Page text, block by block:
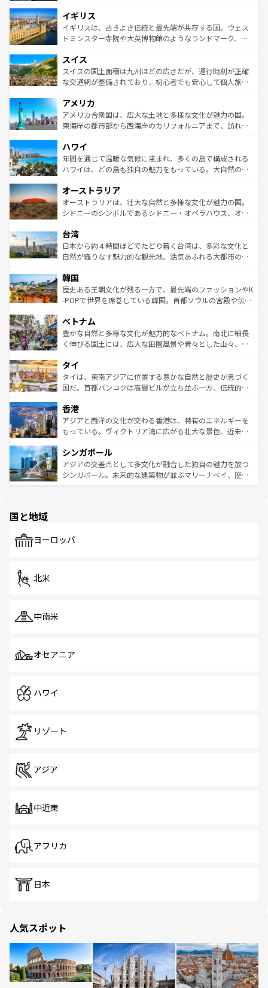
いる。シャンパンの発祥地であるランス、プロヴァンスの
香り高いラベンダー畑など、多彩な楽しみ方が可能だ。さ
らに、パリ以外の地域にも魅力が溢れており、どの街角に
れる地方に足を運ぶとそれぞれで全く異なる文化を体験で
きるだろう。 なお、新着のフランス情報はコンテンツ一覧
を参照してほしい。
顔を持つこの国は、どこを歩いても飽きることがない。ベ
ルリンの文化的活気、バイエルン州のアルプスの絶景、そ
してライン川沿いのワイン畑といった風景は必見。ビール
は、お酒好きな人にはぜひ体験してほしい。 なお、新着の
ドイツ情報はコンテンツ一覧を参照してほしい。
イギリス
イギリスは、古きよき伝統と最先端が共存する国。ウェス
トミンスター寺院や大英博物館のようなランドマーク、歴
リアごとに異なる魅力がある。また、優雅なアフタヌーン
ティー、ビール好きにはたまらない英国パブ、サッカー観
戦など、本場だからこそできる体験も豊富。イギリスを旅
ンツ一覧を参照してほしい。
スイス
スイスの国土面積は九州ほどの広さだが、運行時刻が正確
な交通網が整備されており、初心者でも安心して個人旅行
の建物がそのまま残る町や、スイスならではのユニークな
博物館もあり、アルプス観光だけでなく町歩きも満喫する
ことができる。国民の所得が高いため物価も高いが、旅行
ば市内交通費無料で観光を楽しむこともできる。 なお、新
着のスイス情報はコンテンツ一覧 を参照してほしい。
アメリカ
アメリカ合衆国は、広大な土地と多様な文化が魅力の国。
東海岸の都市部から西海岸のカリフォルニアまで、訪れる
のような巨大都市は、観光、ショッピング、エンターテイ
ンメントが詰まった刺激的なスポットだ。一方、アメリカ
西部には大自然が広がり、グランドキャニオンやイエロー
部のニューオーリンズでは、音楽と美食が融合した独特の
文化が魅力。旅行者はアメリカの各地域で異なる魅力を楽
しみながら、その多様性と豊かな歴史を感じることができ
ならではの贅沢な旅のスタイルだ。 なお、新着のアメリカ
情報はコンテンツ一覧を参照してほしい。
ハワイ
年間を通じて温暖な気候に恵まれ、多くの島で構成される
ハワイは、どの島も独自の魅力をもっている。大自然の神
ワイ島は見逃せない。また、定番の観光地といえばオアフ
島だが、静かな自然を求めるならマウイ島やカウアイ島が
おすすめ。エメラルドグリーンに輝く海をはじめ、豊かな
れるおもてなしの心で訪れる人々を迎えてくれるハワイの
人々、おいしいローカルフードやハワイアンミュージッ
ク、伝統的なフラダンスなど、すべてがハワイの魅力を彩
ワイを、存分に味わってほしい。 なお、新着のハワイ情報
はコンテンツ一覧を参照してほしい。
オーストラリア
オーストラリアは、壮大な自然と多様な文化が魅力の国。
シドニーのシンボルであるシドニー・オペラハウス、オー
リアリーフや大陸中央部にそびえるウルル（エアーズロッ
ク）、タスマニアの美しい原生林やケアンズの熱帯雨林な
ど、見どころがたくさん。また、カフェやワイン、オージ
いる。アクティビティも充実しており、サーフィンやダイ
ビング、ハイキングなど、アウトドア好きにはたまらな
い。オーストラリアの多彩な魅力を存分に味わいつくそ
参照してほしい。
台湾
日本から約４時間ほどでたどり着く台湾は、多彩な文化と
自然が織りなす魅力的な観光地。活気あふれる大都市の台
ン）、静ひつな山岳地帯である台湾東部など、都市の喧騒
と山間の静けさが共存しており、訪れる人に新しい発見と
驚きをもたらしてくれる。また、奥深い台湾の食文化も魅
容にもいいと評判のスイーツなど、バラエティ豊かな料理
が味わえる。 なお、新着の台湾情報は コンテンツ一覧を参
照してほしい。
韓国
歴史ある王朝文化が残る一方で、最先端のファッションやK
-POPで世界を席巻している韓国。首都ソウルの宮殿や伝統
き、地方に足を延ばせば四季折々の自然美を楽しむことが
できる。そして、キムチや焼肉、絶品のストリートフード
まで、さまざまな韓国料理が待っている。夜には、韓国な
リティに包まれながら、韓国の多彩な魅力を心ゆくまで味
わってみてほしい。 なお、新着の韓国情報はコンテンツ一
覧を参照してほしい。
ベトナム
豊かな自然と多様な文化が魅力的なベトナム。南北に細長
く伸びる国土には、広大な田園風景や青々とした山々、世
急速な発展と共に伝統が息づく。ハノイの古い町並みやホ
ーチミン市のフランス統治時代の建物も、独特の雰囲気を
醸し出している。また、バラエティの豊かさとおいしさで
とつ。フォーやバインミー、ベトナムコーヒーなどは、ぜ
ひ現地で味わいたい。どの地域を訪れてもあたたかい人々
が旅行者を迎えてくれるので、きっと忘れられない旅にな
参照してほしい。
タイ
タイは、東南アジアに位置する豊かな自然と歴史が息づく
国だ。首都バンコクは高層ビルが立ち並ぶ一方、伝統的な
の活気が交差している。北部ではチェンマイなどの山岳地
帯で自然と触れ合い、南部ではプーケットやクラビの美し
いビーチでリゾート気分を楽しむことができる。タイ料理
激する。気候は一年中温暖で、どの季節にも異なる楽しみ
が待っている。親しみやすいタイの人々、仏教を中心とし
た文化、そして多様な観光資源が、訪れる旅人を魅了し続
香港
アジアと西洋の文化が交わる香港は、特有のエネルギーを
もっている。ヴィクトリア湾に広がる壮大な景色、近未来
み、どこを訪れても感動するはず。観光スポットが密集し
ており、効率よく見どころを回れるのも魅力。息をのむよ
うな絶景から文化的な体験まで、香港を存分に楽しみ尽く
シンガポール
アジアの交差点として多文化が融合した独自の魅力を放つ
シンガポール。未来的な建築物が並ぶマリーナベイ、歴史
で、ホーカーズは地元の風情を楽しめる外せないスポット
国と地域
ヨーロッパ
北米
中南米
オセアニア
ハワイ
リゾート
アジア
中近東
アフリカ
日本
人気スポット